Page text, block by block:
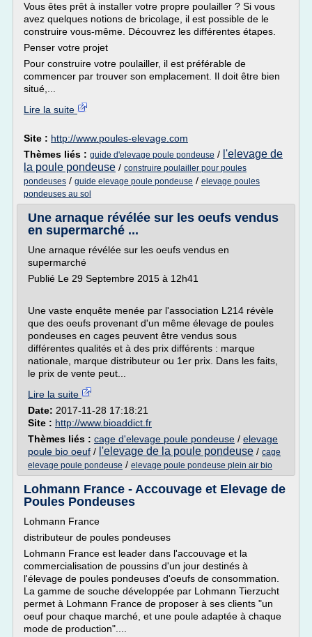
Vous êtes prêt à installer votre propre poulailler ? Si vous
avez quelques notions de bricolage, il est possible de le
construire vous-même. Découvrez les différentes étapes.
Penser votre projet
Pour construire votre poulailler, il est préférable de
commencer par trouver son emplacement. Il doit être bien
situé,...
Lire la suite
Site : http://www.poules-elevage.com
Thèmes liés : guide d'elevage poule pondeuse / l'elevage de
la poule pondeuse / construire poulailler pour poules
pondeuses / guide elevage poule pondeuse / elevage poules
pondeuses au sol
Une arnaque révélée sur les oeufs vendus
en supermarché ...
Une arnaque révélée sur les oeufs vendus en
supermarché
Publié Le 29 Septembre 2015 à 12h41
Une vaste enquête menée par l'association L214 révèle
que des oeufs provenant d'un même élevage de poules
pondeuses en cages peuvent être vendus sous
différentes qualités et à des prix différents : marque
nationale, marque distributeur ou 1er prix. Dans les faits,
le prix de vente peut...
Lire la suite
Date: 2017-11-28 17:18:21
Site : http://www.bioaddict.fr
Thèmes liés : cage d'elevage poule pondeuse / elevage
poule bio oeuf / l'elevage de la poule pondeuse / cage
elevage poule pondeuse / elevage poule pondeuse plein air bio
Lohmann France - Accouvage et Elevage de
Poules Pondeuses
Lohmann France
distributeur de poules pondeuses
Lohmann France est leader dans l'accouvage et la
commercialisation de poussins d'un jour destinés à
l'élevage de poules pondeuses d'oeufs de consommation.
La gamme de souche développée par Lohmann Tierzucht
permet à Lohmann France de proposer à ses clients "un
oeuf pour chaque marché, et une poule adaptée à chaque
mode de production"....